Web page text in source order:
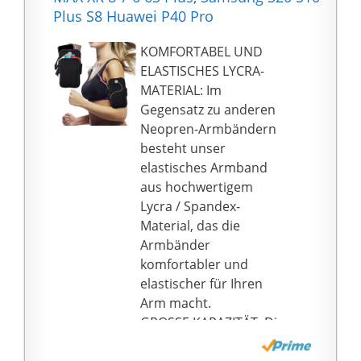
** Atmungsaktive
Tasche ermöglicht es
Ihnen, sich bequem zu
bewegen.
** Hochwertiges,
weiches und bequemes
Armband, dehnbare
Länge: 46 cm, Breite: 13
cm, passend für die
meisten Armgrößen
von 22,9 bis 40,6 cm.
Plus S8 Huawei P40 Pro
KOMFORTABEL UND
ELASTISCHES LYCRA-
MATERIAL: Im
Gegensatz zu anderen
Neopren-Armbändern
besteht unser
elastisches Armband
aus hochwertigem
Lycra / Spandex-
Material, das die
Armbänder
komfortabler und
elastischer für Ihren
Arm macht.
GROSSE KAPAZITÄT: Die